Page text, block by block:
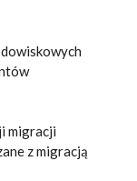
migracji
z migracją